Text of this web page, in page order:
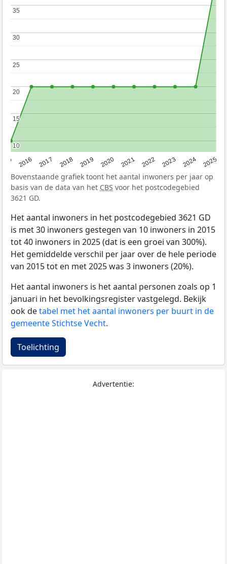
2016 2017 2018 2019 2020 2021 2022 2023 2024 2025
10
10
15
15
20
20
25
25
30
30
35
35
Bovenstaande grafiek toont het aantal inwoners per jaar op
basis van de data van het CBS voor het postcodegebied
3621 GD.
Het aantal inwoners in het postcodegebied 3621 GD
is met 30 inwoners gestegen van 10 inwoners in 2015
tot 40 inwoners in 2025 (dat is een groei van 300%).
Het gemiddelde verschil per jaar over de hele periode
van 2015 tot en met 2025 was 3 inwoners (20%).
Het aantal inwoners is het aantal personen zoals op 1
januari in het bevolkingsregister vastgelegd. Bekijk
ook detabel met het aantal inwoners per buurt in de
gemeente Stichtse Vecht.
Toelichting
Advertentie: